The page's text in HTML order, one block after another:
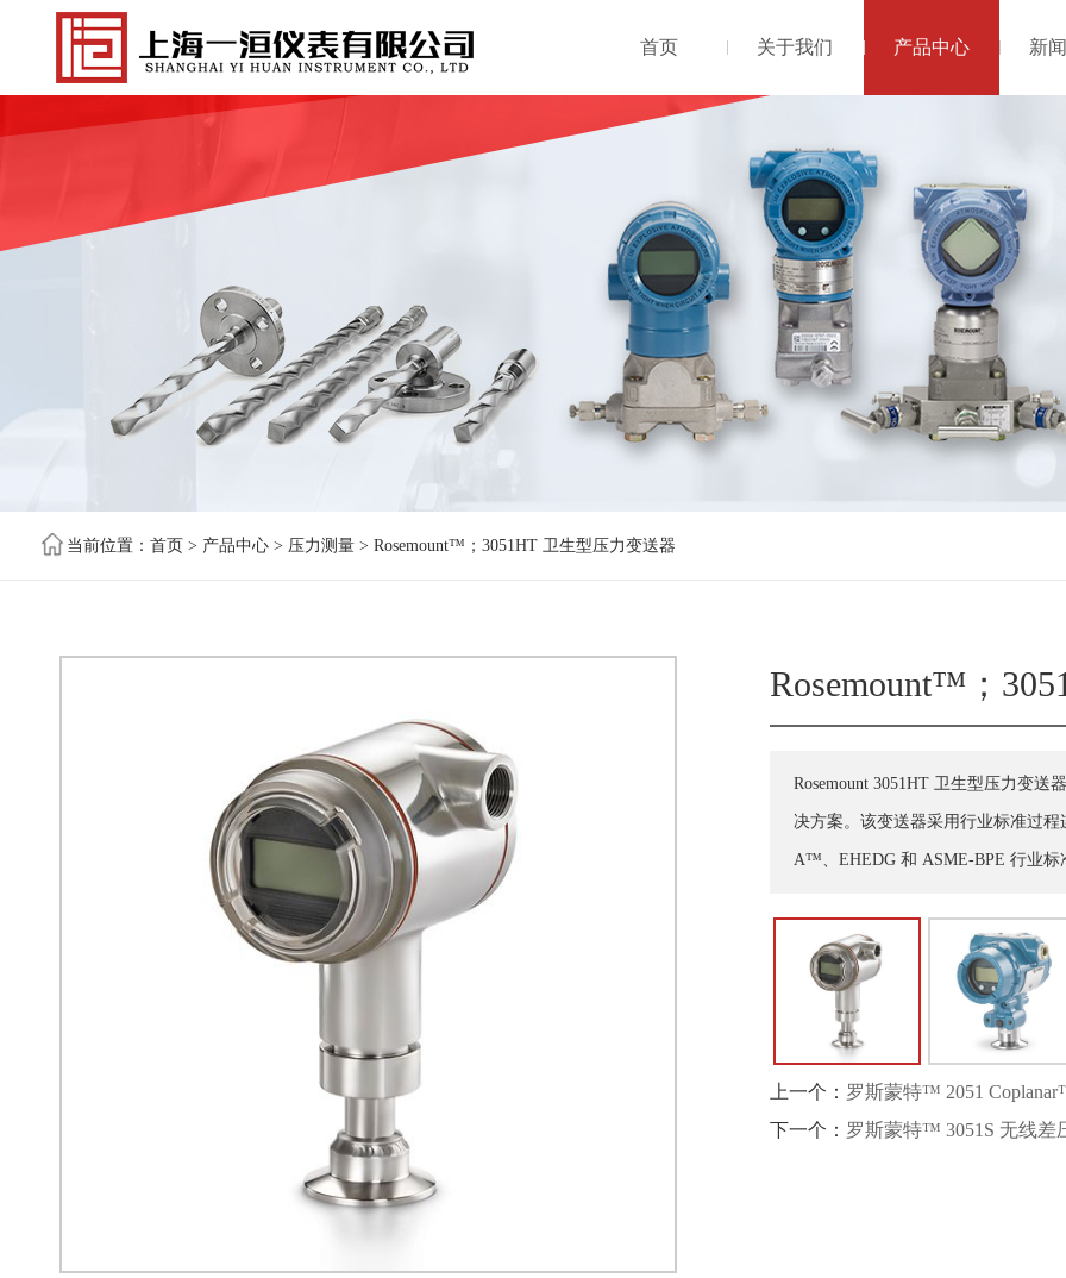
首页 关于我们 产品中心 新
当前位置： 首页 > 产品中心 > 压力测量 > Rosemount™；3051HT 卫生型压力变送器
Rosemount™；
Rosemount 3051HT 卫生型压力变
决方案。该变送器采用行业标准过
A™、EHEDG 和 ASME-BPE 行业标
上一个： 罗斯蒙特™ 2051
下一个： 罗斯蒙特™ 3051S 无线差